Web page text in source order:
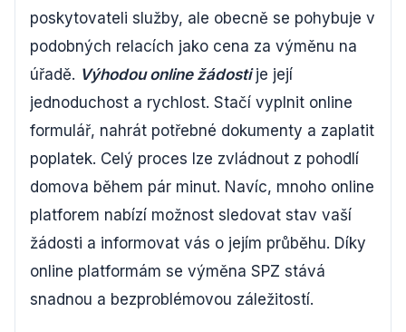
poskytovateli služby, ale obecně se pohybuje v
podobných relacích jako cena za výměnu na
úřadě. Výhodou online žádostije její
jednoduchost a rychlost. Stačí vyplnit online
formulář, nahrát potřebné dokumenty a zaplatit
poplatek. Celý proces lze zvládnout z pohodlí
domova během pár minut. Navíc, mnoho online
platforem nabízí možnost sledovat stav vaší
žádosti a informovat vás o jejím průběhu. Díky
online platformám se výměna SPZ stává
snadnou a bezproblémovou záležitostí.